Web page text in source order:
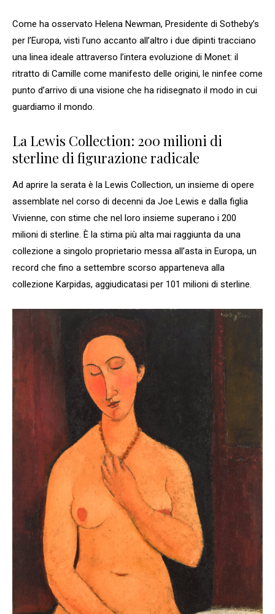
Come ha osservato Helena Newman, Presidente di Sotheby’s
per l’Europa, visti l’uno accanto all’altro i due dipinti tracciano
una linea ideale attraverso l’intera evoluzione di Monet: il
ritratto di Camille come manifesto delle origini, le ninfee come
punto d’arrivo di una visione che ha ridisegnato il modo in cui
guardiamo il mondo.
La Lewis Collection: 200 milioni di
sterline di figurazione radicale
Ad aprire la serata è la Lewis Collection, un insieme di opere
assemblate nel corso di decenni da Joe Lewis e dalla figlia
Vivienne, con stime che nel loro insieme superano i 200
milioni di sterline. È la stima più alta mai raggiunta da una
collezione a singolo proprietario messa all’asta in Europa, un
record che fino a settembre scorso apparteneva alla
collezione Karpidas, aggiudicatasi per 101 milioni di sterline.